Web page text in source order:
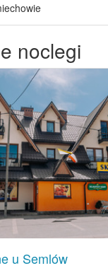
noclegi
u Semlów